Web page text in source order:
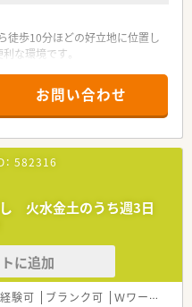
歩10分ほどの好立地に位置し
な環境です。
で働けます。
手1名の少人数体制で業務を行
を進めます。
を開設するなど、地域の医療ニ
積極的に行っています。
など専門性の高い医療サービ
の質を高めています。
貢献を重視しており、退院後の
体制があります。
の経験がなく、基礎からしっか
お問い合わせ
582316
火水金土のうち週3日
に追加
験可 ブランク可 Ｗワーク可